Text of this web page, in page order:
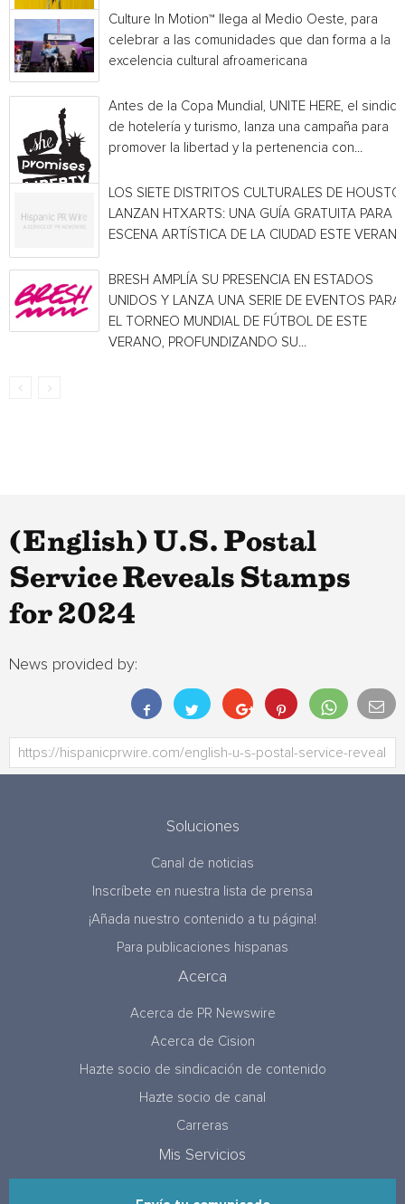
Culture In Motion™ llega al Medio Oeste, para
celebrar a las comunidades que dan forma a la
excelencia cultural afroamericana
Antes de la Copa Mundial, UNITE HERE, el
de hotelería y turismo, lanza una campaña para
promover la libertad y la pertenencia con...
LOS SIETE DISTRITOS CULTURALES DE
LANZAN HTXARTS: UNA GUÍA GRATUITA PARA
ESCENA ARTÍSTICA DE LA CIUDAD ESTE
BRESH AMPLÍA SU PRESENCIA EN ESTADOS
UNIDOS Y LANZA UNA SERIE DE EVENTOS PARA
EL TORNEO MUNDIAL DE FÚTBOL DE ESTE
VERANO, PROFUNDIZANDO SU...
(English) U.S. Postal
Service Reveals Stamps
for 2024
News provided by:
Soluciones
Canal de noticias
Inscríbete en nuestra lista de prensa
¡Añada nuestro contenido a tu página!
Para publicaciones hispanas
Acerca
Acerca de PR Newswire
Acerca de Cision
Hazte socio de sindicación de contenido
Hazte socio de canal
Carreras
Mis Servicios